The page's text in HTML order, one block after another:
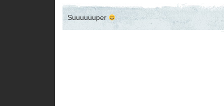
Suuuuuuper